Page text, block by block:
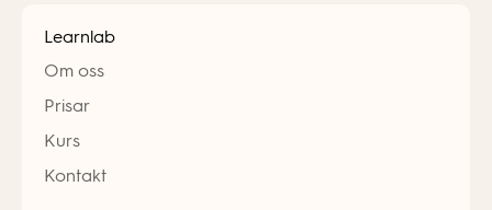
Learnlab
Om oss
Prisar
Kurs
Kontakt